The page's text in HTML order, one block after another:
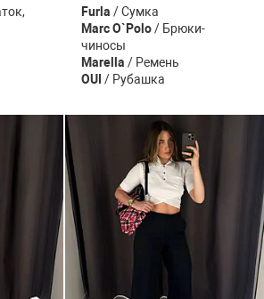
Furla / Сумка
Marc O`Polo/ Брюки-
чиносы
Marella / Ремень
OUI / Рубашка